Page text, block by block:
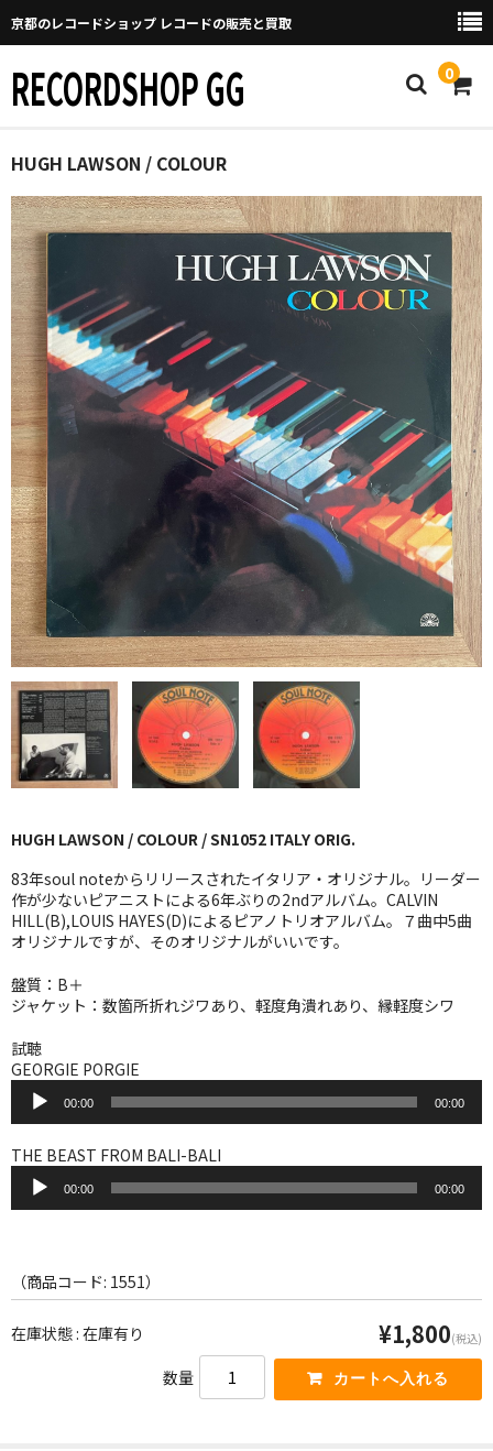
京都のレコードショップ レコードの販売と買取
RECORDSHOP GG 0
Home
マイページ
GGについて
買取について
取り置きなどについて
Categories
New Arrivals
新譜
GG RECORD （当店のレーベル）
全商品
JAZZ-US
BLUE NOTE
JAZZ-EU
JAZZ-JP
J-POP
ROCK
FOLK,SSW
WORLD
7INC
レア盤（1万円以上）
HUGH LAWSON / COLOUR
HUGH LAWSON / COLOUR / SN1052 ITALY ORIG.
83年soul noteからリリースされたイタリア・オリジナル。リーダー
作が少ないピアニストによる6年ぶりの2ndアルバム。CALVIN
HILL(B),LOUIS HAYES(D)によるピアノトリオアルバム。７曲中5曲
オリジナルですが、そのオリジナルがいいです。
盤質：B＋
ジャケット：数箇所折れジワあり、軽度角潰れあり、縁軽度シワ
試聴
GEORGIE PORGIE
プ
レ
ー
ー
00:00 00:00
THE BEAST FROM BALI-BALI
プ
ヤ
ー
00:00 00:00
（商品コード: 1551）
在庫状態 : 在庫有り ¥1,800(税込)
数量